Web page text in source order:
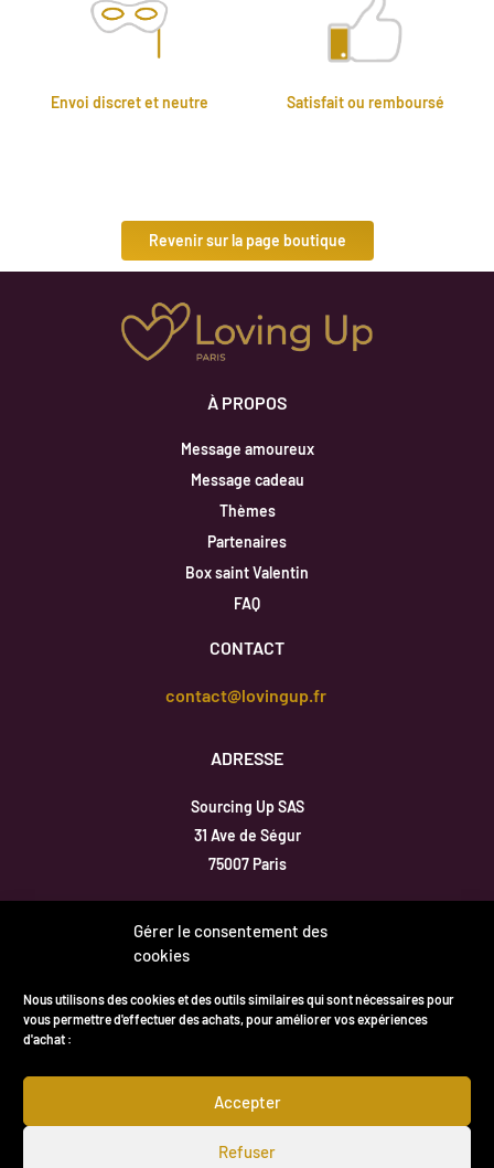
Gérer le consentement des
cookies
Nous utilisons des cookies et des outils similaires qui sont nécessaires pour
vous permettre d'effectuer des achats, pour améliorer vos expériences
d'achat :
Accepter
Refuser
Envoi discret et neutre
Satisfait ou remboursé
Revenir sur la page boutique
À PROPOS
Message amoureux
Message cadeau
Thèmes
Partenaires
Box saint Valentin
FAQ
CONTACT
contact@lovingup.fr
ADRESSE
Sourcing Up SAS
31 Ave de Ségur
75007 Paris
Loving up par e-mail .